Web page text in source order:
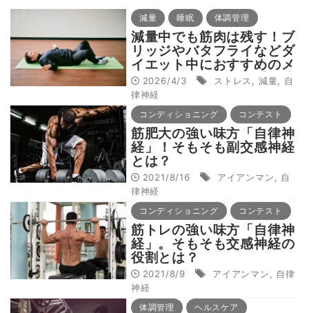
減量 睡眠 体調管理
減量中でも筋肉は残す！ブ
リッジやバタフライなどダ
イエット中におすすめのメ
ニューをビュテイコ呼吸法
セラピスト・近藤拓人が伝
授
2026/4/3 ストレス 減量
自
律神経
コンディショニング コンテスト
筋肥大の強い味方「自律神
経」！そもそも副交感神経
とは？
2021/8/16 アイアンマン
自
律神経
コンディショニング コンテスト
筋トレの強い味方「自律神
経」。そもそも交感神経の
役割とは？
2021/8/9 アイアンマン
自律
神経
体調管理 ヘルスケア